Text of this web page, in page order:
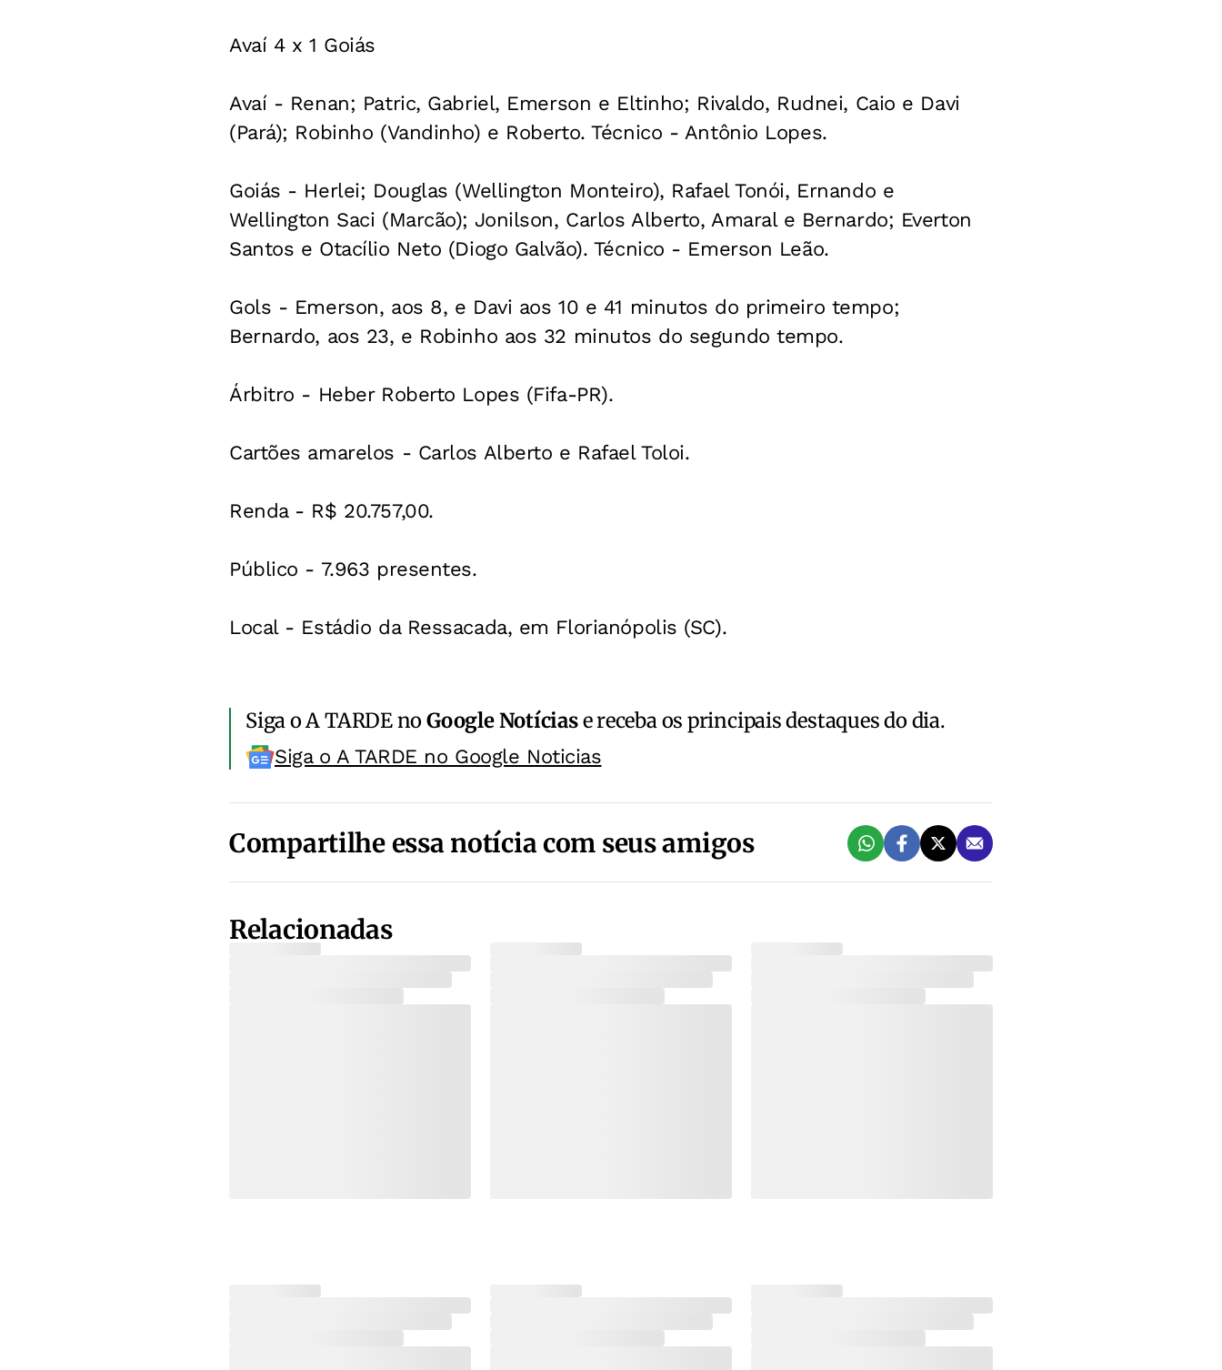
Avaí 4 x 1 Goiás
Avaí - Renan; Patric, Gabriel, Emerson e Eltinho; Rivaldo, Rudnei, Caio e Davi
(Pará); Robinho (Vandinho) e Roberto. Técnico - Antônio Lopes.
Goiás - Herlei; Douglas (Wellington Monteiro), Rafael Tonói, Ernando e
Wellington Saci (Marcão); Jonilson, Carlos Alberto, Amaral e Bernardo; Everton
Santos e Otacílio Neto (Diogo Galvão). Técnico - Emerson Leão.
Gols - Emerson, aos 8, e Davi aos 10 e 41 minutos do primeiro tempo;
Bernardo, aos 23, e Robinho aos 32 minutos do segundo tempo.
Árbitro - Heber Roberto Lopes (Fifa-PR).
Cartões amarelos - Carlos Alberto e Rafael Toloi.
Renda - R$ 20.757,00.
Público - 7.963 presentes.
Local - Estádio da Ressacada, em Florianópolis (SC).
Siga o A TARDE noGoogle Notíciase receba os principais destaques do dia.
Siga o A TARDE no Google Noticias
Compartilhe essa notícia com seus amigos
Relacionadas